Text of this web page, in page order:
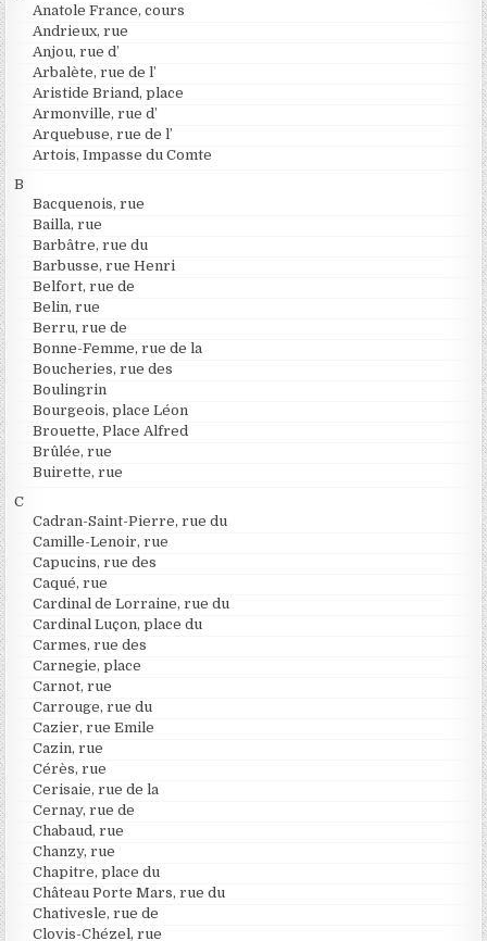
Anatole France, cours
Andrieux, rue
Anjou, rue d’
Arbalète, rue de l’
Aristide Briand, place
Armonville, rue d’
Arquebuse, rue de l’
Artois, Impasse du Comte
B
Bacquenois, rue
Bailla, rue
Barbâtre, rue du
Barbusse, rue Henri
Belfort, rue de
Belin, rue
Berru, rue de
Bonne-Femme, rue de la
Boucheries, rue des
Boulingrin
Bourgeois, place Léon
Brouette, Place Alfred
Brûlée, rue
Buirette, rue
C
Cadran-Saint-Pierre, rue du
Camille-Lenoir, rue
Capucins, rue des
Caqué, rue
Cardinal de Lorraine, rue du
Cardinal Luçon, place du
Carmes, rue des
Carnegie, place
Carnot, rue
Carrouge, rue du
Cazier, rue Emile
Cazin, rue
Cérès, rue
Cerisaie, rue de la
Cernay, rue de
Chabaud, rue
Chanzy, rue
Chapitre, place du
Château Porte Mars, rue du
Chativesle, rue de
Clovis-Chézel, rue